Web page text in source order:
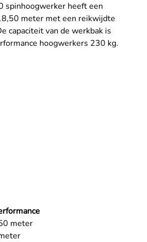
spinhoogwerker heeft een
meter met een reikwijdte
capaciteit van de werkbak is
hoogwerkers 230 kg.
meter